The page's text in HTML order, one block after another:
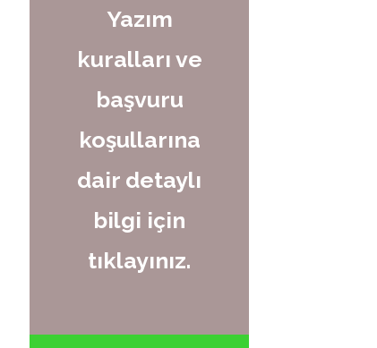
Yazım
kuralları ve
başvuru
koşullarına
dair detaylı
bilgi için
tıklayınız.